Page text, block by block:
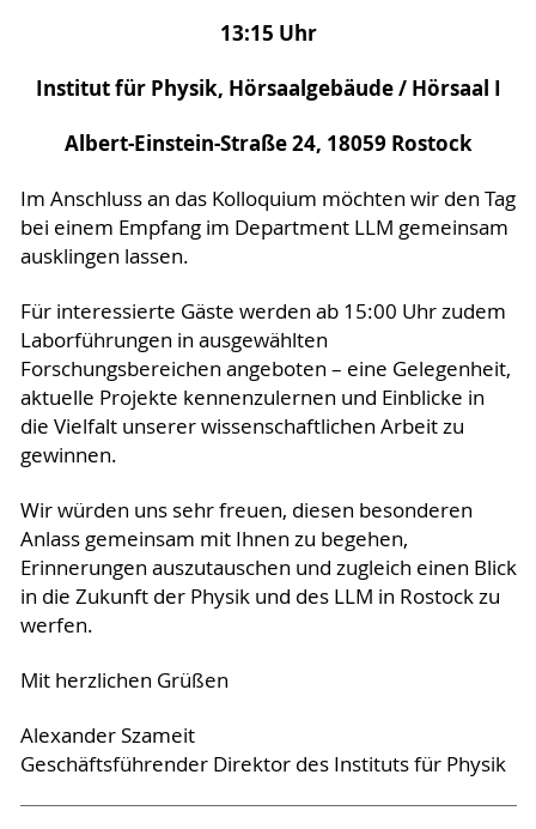
13:15 Uhr
Institut für Physik, Hörsaalgebäude / Hörsaal I
Albert-Einstein-Straße 24, 18059 Rostock
Im Anschluss an das Kolloquium möchten wir den Tag
bei einem Empfang im Department LLM gemeinsam
ausklingen lassen.
Für interessierte Gäste werden ab 15:00 Uhr zudem
Laborführungen in ausgewählten
Forschungsbereichen angeboten – eine Gelegenheit,
aktuelle Projekte kennenzulernen und Einblicke in
die Vielfalt unserer wissenschaftlichen Arbeit zu
gewinnen.
Wir würden uns sehr freuen, diesen besonderen
Anlass gemeinsam mit Ihnen zu begehen,
Erinnerungen auszutauschen und zugleich einen Blick
in die Zukunft der Physik und des LLM in Rostock zu
werfen.
Mit herzlichen Grüßen
Alexander Szameit
Geschäftsführender Direktor des Instituts für Physik